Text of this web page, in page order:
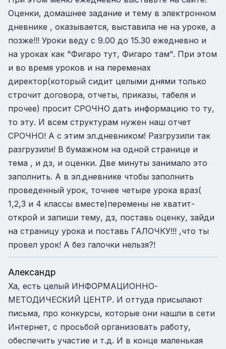
Оценки, домашнее задание и тему в электронном
дневнике , оказывается, выставила не на уроке, а
позже!!! Уроки веду с 9.00 до 15.30 ежедневно и
на уроках как "Фигаро тут, Фигаро там". При этом
и во время уроков и на переменах
директор(который сидит целыми днями только
строчит договора, отчеты, приказы, табеля и
прочее) просит СРОЧНО дать информацию то ту,
то эту. И всем структурам нужен наш отчет
СРОЧНО! А с этим эл.дневником! Разгрузили так
разгрузили! В бумажном на одной странице и
тема , и дз, и оценки. Две минуты занимало это
заполнить. А в эл.дневнике чтобы заполнить
проведенный урок, точнее четыре урока враз(
1,2,3 и 4 классы вместе)перемены не хватит-
открой и запиши тему, дз, поставь оценку, зайди
на страницу урока и поставь ГАЛОЧКУ!!! ,что ты
провел урок! А без галочки нельзя?!
Александр
Ха, есть целый ИНФОРМАЦИОННО-
МЕТОДИЧЕСКИЙ ЦЕНТР. И оттуда присылают
письма, про конкурсы, которые они нашли в сети
Интернет, с просьбой организовать работу,
обеспечить участие и т.д. И в конце маленькая